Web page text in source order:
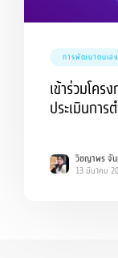
การพัฒนาตนเอง
เข้าร่วมโคร
ประเมินการ
วิชญาพร จั
13 มีนาคม